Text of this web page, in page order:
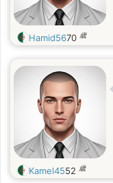
Hamid5670 歳
Kamel4552 歳